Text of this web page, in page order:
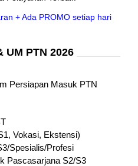
+ Ada PROMO setiap hari
UM PTN 2026
Persiapan Masuk PTN
Vokasi, Ekstensi)
Spesialis/Profesi
Pascasarjana S2/S3